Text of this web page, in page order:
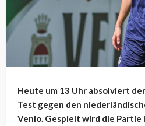
Heute um 13 Uhr absolviert
Test gegen den
Venlo. Gespielt wird die Partie